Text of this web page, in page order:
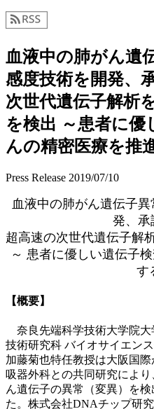
血液中の肺がん遺
感度技術を開発、
次世代遺伝子解析
を検出 ～患者に優
んの精密医療を推
Press Release 2019/07/10
血液中の肺がん遺伝子
発、承
超高速の次世代遺伝子解
～ 患者に優しい遺伝子
す
【概要】
奈良先端科学技術大学院大
技術研究科 バイオサイエン
加藤菊也特任教授は大阪国
吸器外科との共同研究によ
ん遺伝子の異常（変異）を
た。株式会社DNAチップ研